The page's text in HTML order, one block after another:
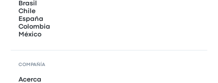
Brasil
Chile
España
Colombia
México
COMPAÑÍA
Acerca